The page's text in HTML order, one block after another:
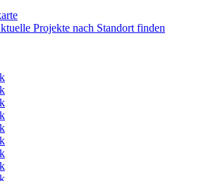
Projekte nach Standort finden